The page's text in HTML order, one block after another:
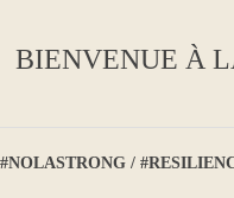
BIENVENUE À
#NOLASTRONG /